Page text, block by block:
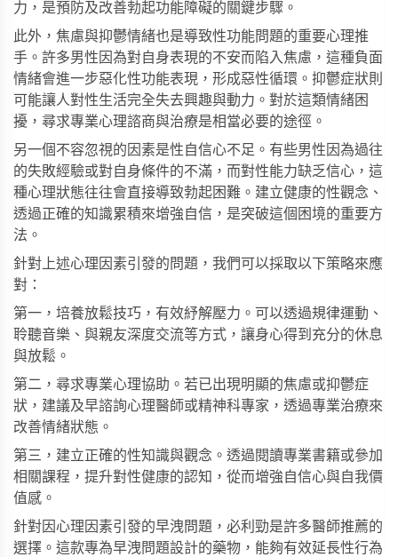
力，是預防及改善勃起功能障礙的關鍵步驟。
此外，焦慮與抑鬱情緒也是導致性功能問題的重要心理推
手。許多男性因為對自身表現的不安而陷入焦慮，這種負面
情緒會進一步惡化性功能表現，形成惡性循環。抑鬱症狀則
可能讓人對性生活完全失去興趣與動力。對於這類情緒困
擾，尋求專業心理諮商與治療是相當必要的途徑。
另一個不容忽視的因素是性自信心不足。有些男性因為過往
的失敗經驗或對自身條件的不滿，而對性能力缺乏信心，這
種心理狀態往往會直接導致勃起困難。建立健康的性觀念、
透過正確的知識累積來增強自信，是突破這個困境的重要方
法。
針對上述心理因素引發的問題，我們可以採取以下策略來應
對：
第一，培養放鬆技巧，有效紓解壓力。可以透過規律運動、
聆聽音樂、與親友深度交流等方式，讓身心得到充分的休息
與放鬆。
第二，尋求專業心理協助。若已出現明顯的焦慮或抑鬱症
狀，建議及早諮詢心理醫師或精神科專家，透過專業治療來
改善情緒狀態。
第三，建立正確的性知識與觀念。透過閱讀專業書籍或參加
相關課程，提升對性健康的認知，從而增強自信心與自我價
值感。
針對因心理因素引發的早洩問題， 必利勁是許多醫師推薦的
選擇。這款專為早洩問題設計的藥物，能夠有效延長性行為